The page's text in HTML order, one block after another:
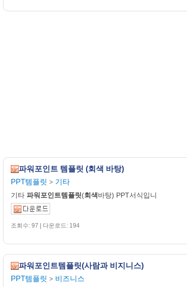
파워포인트 템플릿 (회색 바탕)
PPT템플릿 > 기타
기타 파워포인트템플릿(회색바탕) PPT서식입니
조회수: 97 | 다운로드: 194
파워포인트템플릿(사람과 비지니스)
PPT템플릿 > 비즈니스